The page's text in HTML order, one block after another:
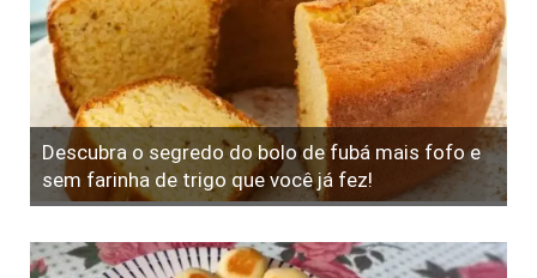
Descubra o segredo do bolo de fubá mais fofo e
sem farinha de trigo que você já fez!